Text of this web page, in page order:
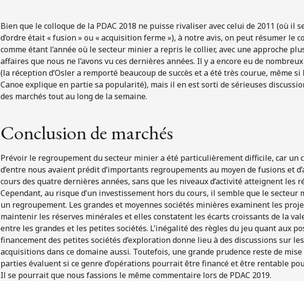
Bien que le colloque de la PDAC 2018 ne puisse rivaliser avec celui de 2011 (où il
d’ordre était « fusion » ou « acquisition ferme »), à notre avis, on peut résumer le
comme étant l’année où le secteur minier a repris le collier, avec une approche
affaires que nous ne l’avons vu ces dernières années. Il y a encore eu de
(la réception d’Osler a remporté beaucoup de succès et a été très courue, même
Canoe explique en partie sa popularité), mais il en est sorti de sérieuses
des marchés tout au long de la semaine.
Conclusion de marchés
Prévoir le regroupement du secteur minier a été particulièrement difficile, car un
d’entre nous avaient prédit d’importants regroupements au moyen de fusions et
cours des quatre dernières années, sans que les niveaux d’activité atteignent les
Cependant, au risque d’un investissement hors du cours, il semble que le
un regroupement. Les grandes et moyennes sociétés minières examinent les
maintenir les réserves minérales et elles constatent les écarts croissants de la
entre les grandes et les petites sociétés. L’inégalité des règles du jeu quant aux
financement des petites sociétés d’exploration donne lieu à des discussions sur
acquisitions dans ce domaine aussi. Toutefois, une grande prudence reste de
parties évaluent si ce genre d’opérations pourrait être financé et être rentable
Il se pourrait que nous fassions le même commentaire lors de PDAC 2019.